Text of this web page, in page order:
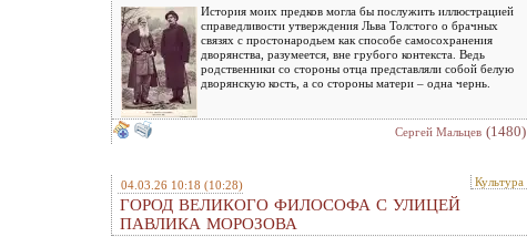
История моих предков могла бы послужить иллюстрацией
справедливости утверждения Льва Толстого о брачных
связях с простонародьем как способе самосохранения
дворянства, разумеется, вне грубого контекста. Ведь
родственники со стороны отца представляли собой белую
дворянскую кость, а со стороны матери – одна чернь.
Сергей Мальцев (1480)
04.03.26 10:18 (10:28) Культура
ГОРОД ВЕЛИКОГО ФИЛОСОФА С УЛИЦЕЙ
ПАВЛИКА МОРОЗОВА